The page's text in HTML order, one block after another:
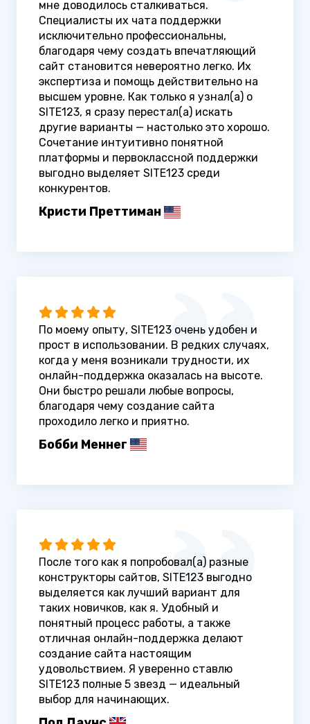
мне доводилось сталкиваться.
Специалисты их чата поддержки
исключительно профессиональны,
благодаря чему создать впечатляющий
сайт становится невероятно легко. Их
экспертиза и помощь действительно на
высшем уровне. Как только я узнал(а) о
SITE123, я сразу перестал(а) искать
другие варианты — настолько это хорошо.
Сочетание интуитивно понятной
платформы и первоклассной поддержки
выгодно выделяет SITE123 среди
конкурентов.
Кристи Преттиман
По моему опыту, SITE123 очень удобен и
прост в использовании. В редких случаях,
когда у меня возникали трудности, их
онлайн-поддержка оказалась на высоте.
Они быстро решали любые вопросы,
благодаря чему создание сайта
проходило легко и приятно.
Бобби Меннег
После того как я попробовал(а) разные
конструкторы сайтов, SITE123 выгодно
выделяется как лучший вариант для
таких новичков, как я. Удобный и
понятный процесс работы, а также
отличная онлайн-поддержка делают
создание сайта настоящим
удовольствием. Я уверенно ставлю
SITE123 полные 5 звезд — идеальный
выбор для начинающих.